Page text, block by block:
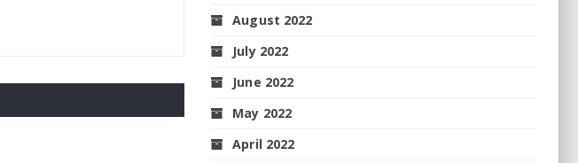
August 2022
July 2022
June 2022
May 2022
April 2022